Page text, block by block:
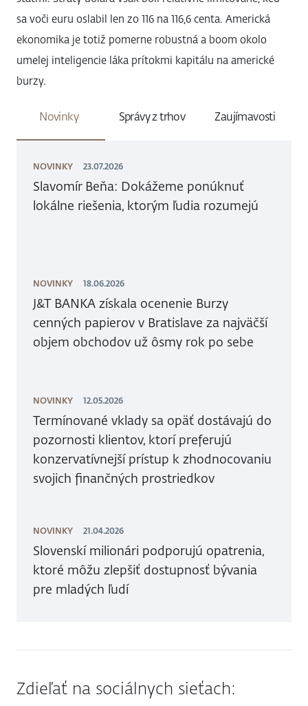
sa voči euru oslabil len zo 116 na 116,6 centa. Americká
ekonomika je totiž pomerne robustná a boom okolo
umelej inteligencie láka prítokmi kapitálu na americké
burzy.
Novinky Správy z trhov Zaujímavosti
NOVINKY 23.07.2026
Slavomír Beňa: Dokážeme ponúknuť
lokálne riešenia, ktorým ľudia rozumejú
NOVINKY 18.06.2026
J&T BANKA získala ocenenie Burzy
cenných papierov v Bratislave za najväčší
objem obchodov už ôsmy rok po sebe
NOVINKY 12.05.2026
Termínované vklady sa opäť dostávajú do
pozornosti klientov, ktorí preferujú
konzervatívnejší prístup k zhodnocovaniu
svojich finančných prostriedkov
NOVINKY 21.04.2026
Slovenskí milionári podporujú opatrenia,
ktoré môžu zlepšiť dostupnosť bývania
pre mladých ľudí
Zdieľať na sociálnych sieťach: